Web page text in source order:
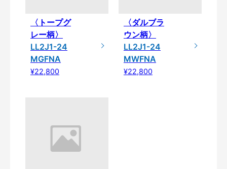
〈トープグ
レー柄〉
LL2J1-24
MGFNA
¥22,800
〈ダルブラ
ウン柄〉
LL2J1-24
MWFNA
¥22,800